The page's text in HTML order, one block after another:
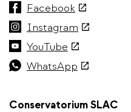
Facebook(externe
link)
Instagram (externe
link)
YouTube (externe
link)
WhatsApp (externe
Conservatorium SLAC